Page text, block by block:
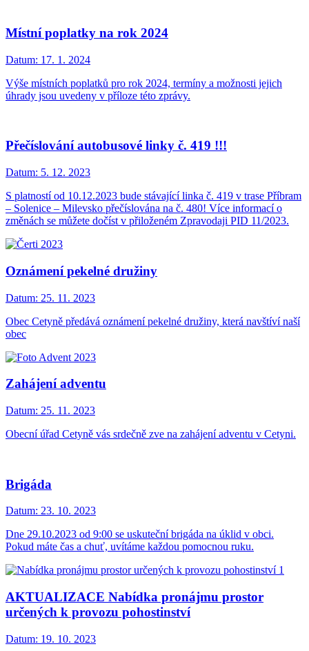
Místní poplatky na rok 2024
Datum: 17. 1. 2024
Výše místních poplatků pro rok 2024, termíny a možnosti jejich
úhrady jsou uvedeny v příloze této zprávy.
Přečíslování autobusové linky č. 419 !!!
Datum: 5. 12. 2023
S platností od 10.12.2023 bude stávající linka č. 419 v trase Příbram
– Solenice – Milevsko přečíslována na č. 480! Více informací o
změnách se můžete dočíst v přiloženém Zpravodaji PID 11/2023.
Oznámení pekelné družiny
Datum: 25. 11. 2023
Obec Cetyně předává oznámení pekelné družiny, která navštíví naší
obec
Zahájení adventu
Datum: 25. 11. 2023
Obecní úřad Cetyně vás srdečně zve na zahájení adventu v Cetyni.
Brigáda
Datum: 23. 10. 2023
Dne 29.10.2023 od 9:00 se uskuteční brigáda na úklid v obci.
Pokud máte čas a chuť, uvítáme každou pomocnou ruku.
AKTUALIZACE Nabídka pronájmu prostor
určených k provozu pohostinství
Datum: 19. 10. 2023